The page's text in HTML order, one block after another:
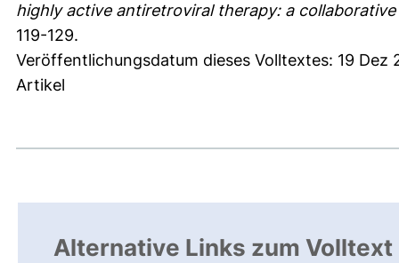
highly active antiretroviral therapy: a
119-129.
Veröffentlichungsdatum dieses Volltextes: 19 Dez
Artikel
Alternative Links zum Volltext